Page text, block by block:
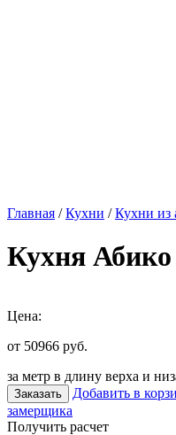
Главная /Кухни /Кухни из
Кухня Абико
Цена:
от 50966 руб.
за метр в длину верха и
Заказать Добавить в
замерщика
Получить расчет